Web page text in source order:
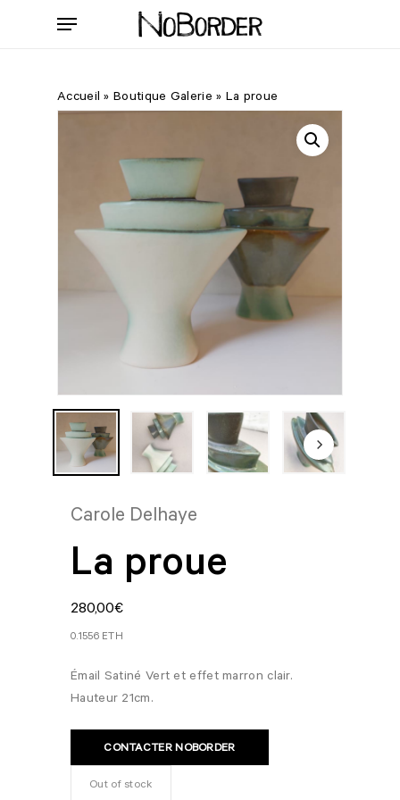
Menu
Accueil »Boutique Galerie » La proue
Carole Delhaye
La proue
280,00€
0.1556 ETH
Émail Satiné Vert et effet marron clair.
Hauteur 21cm.
CONTACTER NOBORDER
Out of stock